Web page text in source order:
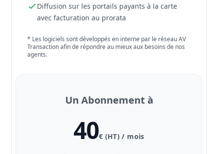
Diffusion sur les portails payants à la carte
avec facturation au prorata
* Les logiciels sont développés en interne par le réseau AV
Transaction afin de répondre au mieux aux besoins de nos
agents.
Un Abonnement à
40€ (HT) / mois